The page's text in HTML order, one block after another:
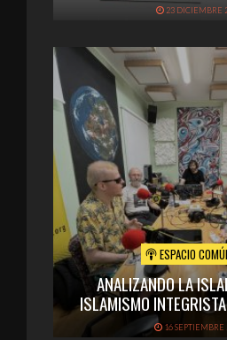
23 DICIEMBRE
ESPACIO
ANALIZANDO LA
ISLAMISMO
16 SEPTIEMBRE